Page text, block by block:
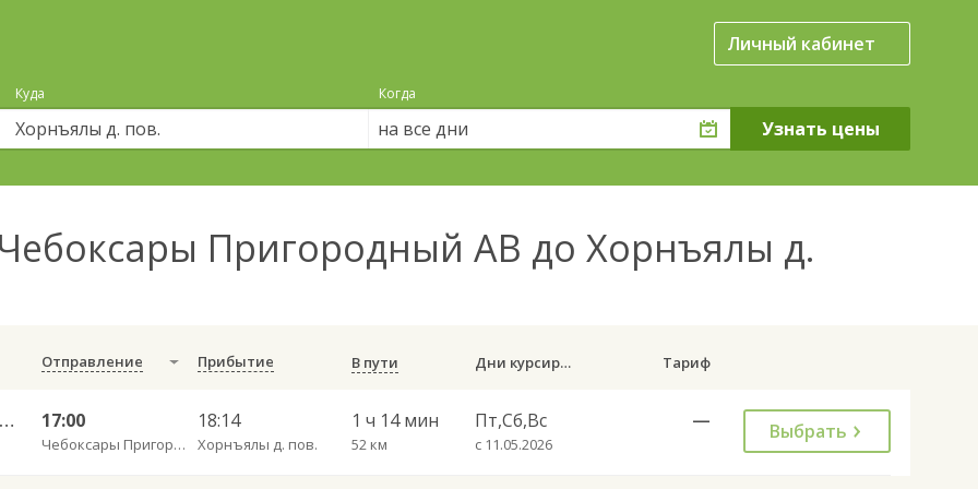
Личный кабинет
Куда Когда
на все дни
Пригородный АВ до Хорнъялы д.
Отправление Прибытие В пути Дни курсирования Тариф
Чебоксары Пригородный АВ — Бичурино с. 174 17:00
Чебоксары Пригородный АВ
18:14
Хорнъялы д. пов.
1 ч 14 мин
52 км
Пт,Сб,Вс
с 11.05.2026
— Выбрать